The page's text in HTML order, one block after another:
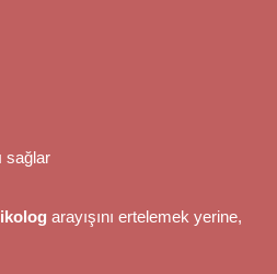
sağlar
arayışını ertelemek yerine,